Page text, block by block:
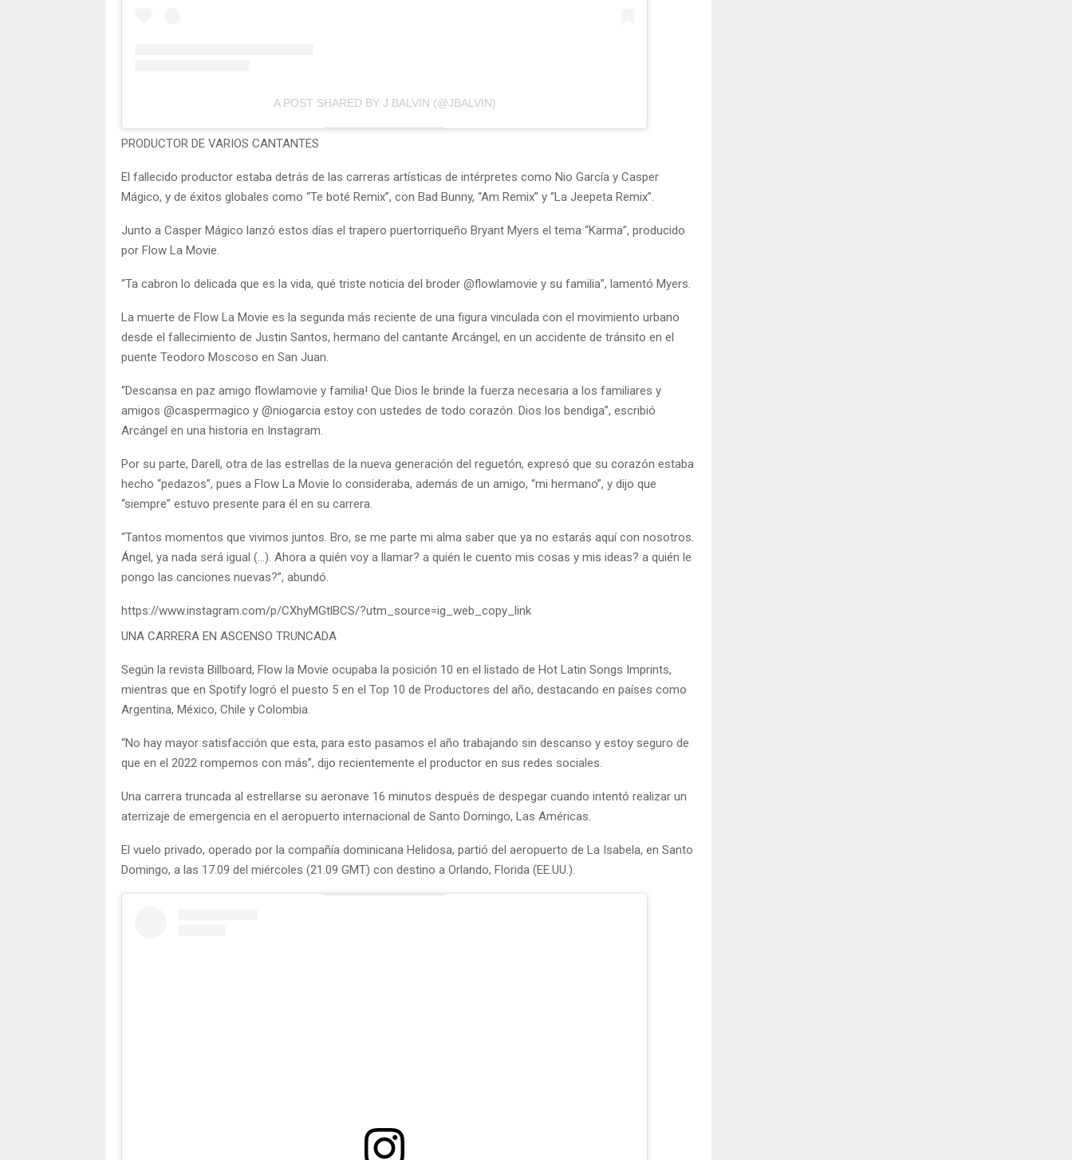
A POST SHARED BY J BALVIN (@JBALVIN)
PRODUCTOR DE VARIOS CANTANTES
El fallecido productor estaba detrás de las carreras artísticas de intérpretes como Nio García y Casper
Mágico, y de éxitos globales como “Te boté Remix”, con Bad Bunny, “Am Remix” y “La Jeepeta Remix”.
Junto a Casper Mágico lanzó estos días el trapero puertorriqueño Bryant Myers el tema “Karma”, producido
por Flow La Movie.
“Ta cabron lo delicada que es la vida, qué triste noticia del broder @flowlamovie y su familia”, lamentó Myers.
La muerte de Flow La Movie es la segunda más reciente de una figura vinculada con el movimiento urbano
desde el fallecimiento de Justin Santos, hermano del cantante Arcángel, en un accidente de tránsito en el
puente Teodoro Moscoso en San Juan.
“Descansa en paz amigo flowlamovie y familia! Que Dios le brinde la fuerza necesaria a los familiares y
amigos @caspermagico y @niogarcia estoy con ustedes de todo corazón. Dios los bendiga”, escribió
Arcángel en una historia en Instagram.
Por su parte, Darell, otra de las estrellas de la nueva generación del reguetón, expresó que su corazón estaba
hecho “pedazos”, pues a Flow La Movie lo consideraba, además de un amigo, “mi hermano”, y dijo que
“siempre” estuvo presente para él en su carrera.
“Tantos momentos que vivimos juntos. Bro, se me parte mi alma saber que ya no estarás aquí con nosotros.
Ángel, ya nada será igual (…). Ahora a quién voy a llamar? a quién le cuento mis cosas y mis ideas? a quién le
pongo las canciones nuevas?”, abundó.
https://www.instagram.com/p/CXhyMGtlBCS/?utm_source=ig_web_copy_link
UNA CARRERA EN ASCENSO TRUNCADA
Según la revista Billboard, Flow la Movie ocupaba la posición 10 en el listado de Hot Latin Songs Imprints,
mientras que en Spotify logró el puesto 5 en el Top 10 de Productores del año, destacando en países como
Argentina, México, Chile y Colombia.
“No hay mayor satisfacción que esta, para esto pasamos el año trabajando sin descanso y estoy seguro de
que en el 2022 rompemos con más”, dijo recientemente el productor en sus redes sociales.
Una carrera truncada al estrellarse su aeronave 16 minutos después de despegar cuando intentó realizar un
aterrizaje de emergencia en el aeropuerto internacional de Santo Domingo, Las Américas.
El vuelo privado, operado por la compañía dominicana Helidosa, partió del aeropuerto de La Isabela, en Santo
Domingo, a las 17.09 del miércoles (21.09 GMT) con destino a Orlando, Florida (EE.UU.).